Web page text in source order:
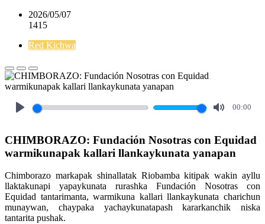
2026/05/07
1415
Red Kichwa
00:00
CHIMBORAZO: Fundación Nosotras con Equidad
warmikunapak kallari llankaykunata yanapan
Chimborazo markapak shinallatak Riobamba kitipak wakin ayllu
llaktakunapi yapaykunata rurashka Fundación Nosotras con
Equidad tantarimanta, warmikuna kallari llankaykunata charichun
munaywan, chaypaka yachaykunatapash kararkanchik niska
tantarita pushak.